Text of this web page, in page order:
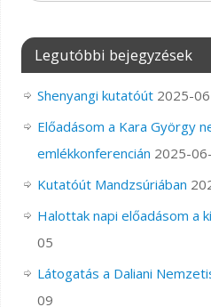
Legutóbbi bejegyzések
Shenyangi kutatóút 2025-
Előadásom a Kara György
emlékkonferencián 2025-
Kutatóút Mandzsúriában
Halottak napi előadásom a
05
Látogatás a Daliani
09